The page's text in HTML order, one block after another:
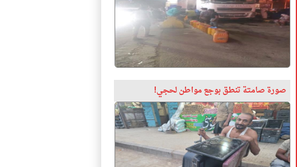
صورة صامتة تنطق بوجع مواطن لحجي!